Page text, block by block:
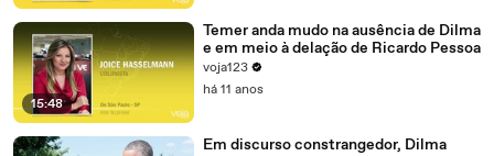
15:48
Temer anda mudo na ausência de Dilma
e em meio à delação de Ricardo Pessoa
voja123
há 11 anos
Em discurso constrangedor, Dilma